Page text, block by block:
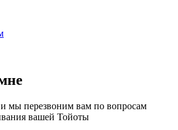
мы перезвоним вам по вопросам
вашей Тойоты